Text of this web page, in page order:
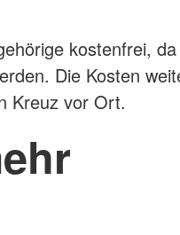
kostenfrei,
Die Kosten
Kreuz vor Ort.